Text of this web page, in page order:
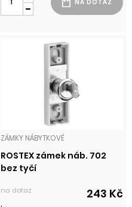
ZÁMKY NÁBYTKOVÉ
ROSTEX zámek náb. 702
bez tyčí
na dotaz 243 Kč